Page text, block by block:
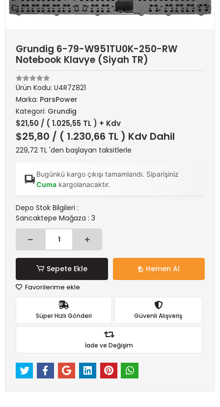
Grundig 6-79-W951TU0K-250-RW
Notebook Klavye (Siyah TR)
Ürün Kodu: U4R7Z821
Marka: ParsPower
Kategori: Grundig
$21,50 / ( 1.025,55 TL ) + Kdv
$25,80 / ( 1.230,66 TL ) Kdv Dahil
229,72 TL 'den başlayan taksitlerle
Bugünkü kargo çıkışı tamamlandı. Siparişiniz
Cumakargolanacaktır.
Depo Stok Bilgileri :
Sancaktepe Mağaza : 3
Sepete Ekle Hemen Al
Favorilerime ekle
Süper Hızlı Gönderi Güvenli Alışveriş
İade ve Değişim